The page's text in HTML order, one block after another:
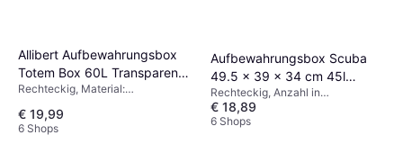
Allibert Aufbewahrungsbox
Totem Box 60L Transparent
Blau Staukasten
Rechteckig, Material:
€ 19,99
6 Shops
Aufbewahrungsbox Scuba
49.5 x 39 x 34 cm 45l
Staukasten
Rechteckig, Anzahl in
Verpackung: 1, Material: Kunststoff
€ 18,89
6 Shops